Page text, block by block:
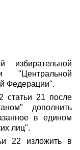
избирательной
"Центральной
Федерации".
статьи 21 после
дополнить
в едином
лиц".
22 изложить в